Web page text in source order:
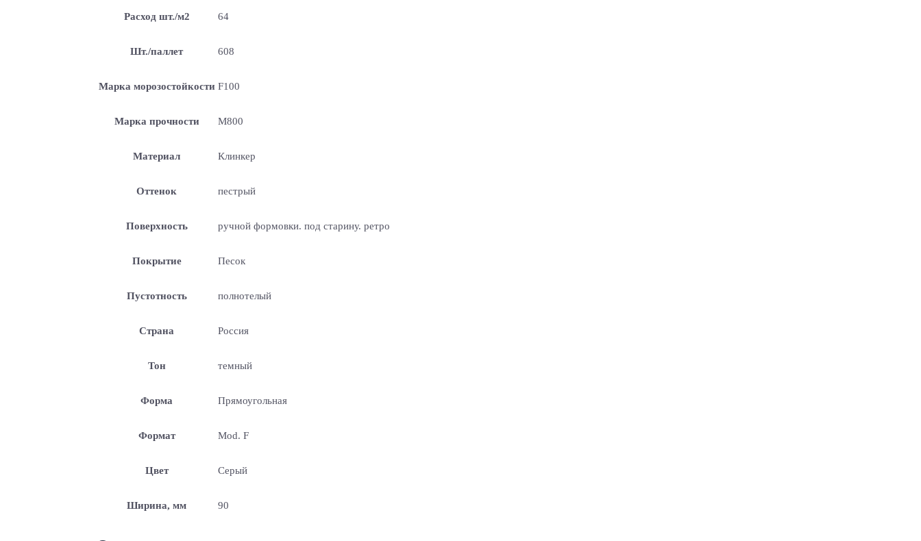
Расход шт./м2 64
Шт./паллет 608
Марка морозостойкости F100
Марка прочности М800
Материал Клинкер
Оттенок пестрый
Поверхность ручной формовки. под старину. ретро
Покрытие Песок
Пустотность полнотелый
Страна Россия
Тон темный
Форма Прямоугольная
Формат Mod. F
Цвет Серый
Ширина, мм 90